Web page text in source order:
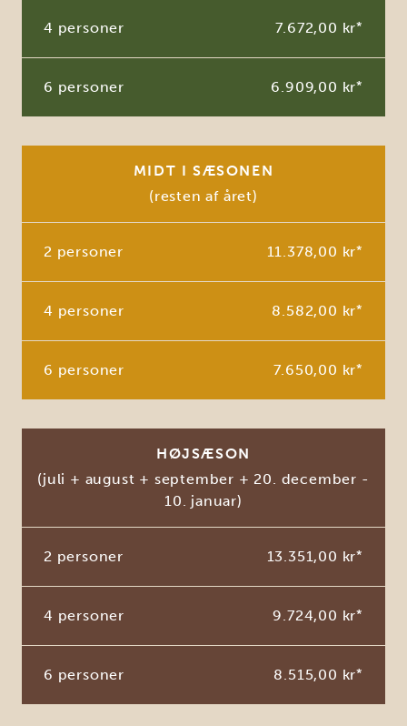
4 personer 7.672,00 kr*
6 personer 6.909,00 kr*
MIDT I SÆSONEN
(resten af året)
2 personer 11.378,00 kr*
4 personer 8.582,00 kr*
6 personer 7.650,00 kr*
HØJSÆSON
(juli + august + september + 20. december -
10. januar)
2 personer 13.351,00 kr*
4 personer 9.724,00 kr*
6 personer 8.515,00 kr*